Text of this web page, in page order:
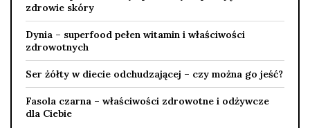
zdrowie skóry
Dynia – superfood pełen witamin i właściwości
zdrowotnych
Ser żółty w diecie odchudzającej – czy można go jeść?
Fasola czarna – właściwości zdrowotne i odżywcze
dla Ciebie